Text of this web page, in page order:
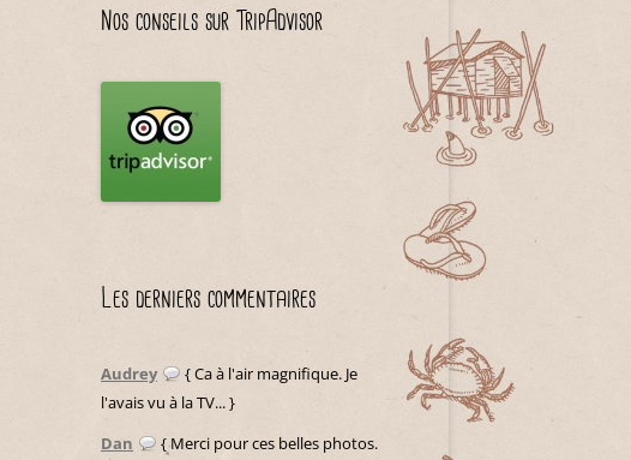
Nos conseils sur TripAdvisor
Les derniers commentaires
Audrey
{ Ca à l'air magnifique. Je
l'avais vu à la TV... }
Dan
{ Merci pour ces belles photos.